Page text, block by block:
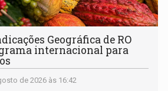
Geográfica de RO
internacional para
de 2026 às 16:42